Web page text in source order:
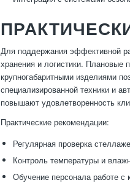
Для поддержания эффективной
хранения и логистики. Плановые
крупногабаритными изделиями
специализированной техники и
повышают удовлетворенность
Практические рекомендации:
Регулярная проверка
Контроль температуры и
Обучение персонала работе с